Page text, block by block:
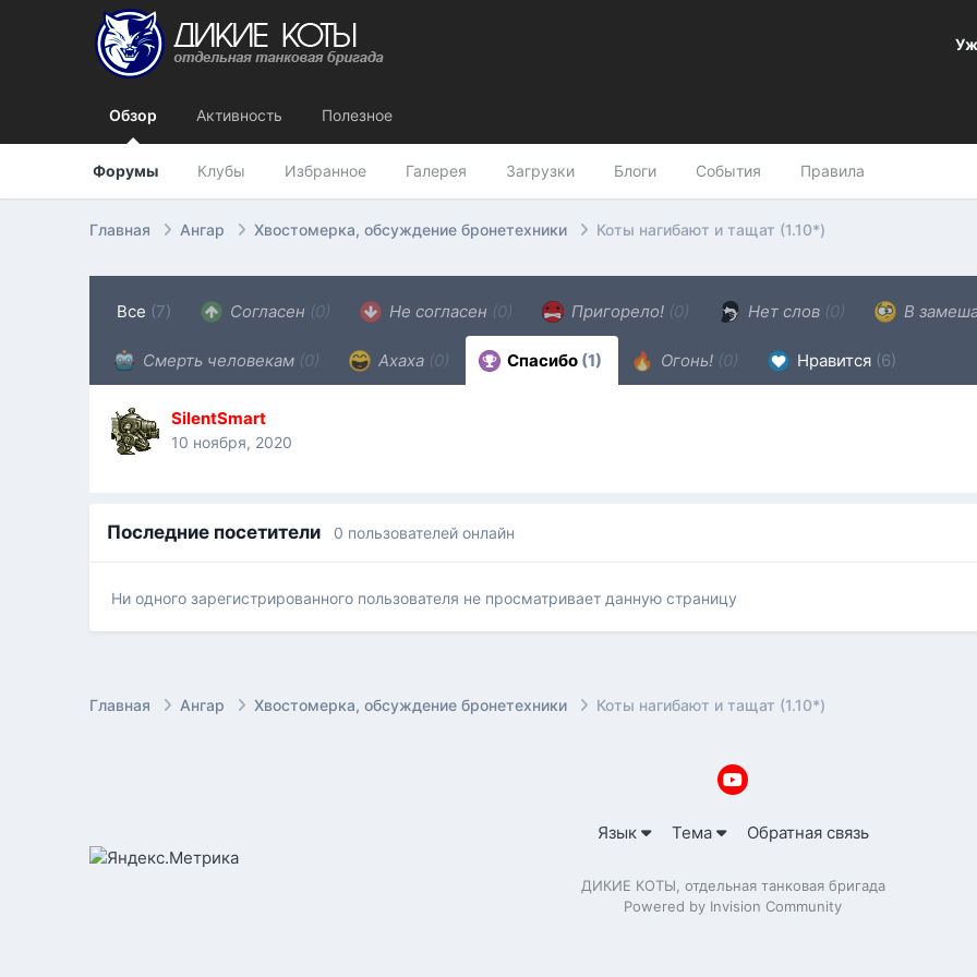
Обзор
Форумы Клубы Избранное Галерея Загрузки Блоги События Правила
Активность Полезное
Главная Ангар Хвостомерка, обсуждение бронетехники Коты нагибают и тащат (1.10*)
Все (7) Согласен (0) Не согласен (0) Пригорело! (0) Нет слов (0) В
Смерть человекам (0) Ахаха (0) Спасибо (1) Огонь! (0) Нравится (6)
SilentSmart
10 ноября, 2020
Последние посетители 0 пользователей онлайн
Ни одного зарегистрированного пользователя не просматривает данную страницу
Главная Ангар Хвостомерка, обсуждение бронетехники Коты нагибают и тащат (1.10*)
Язык Тема Обратная связь
ДИКИЕ КОТЫ, отдельная танковая бригада
Powered by Invision Community